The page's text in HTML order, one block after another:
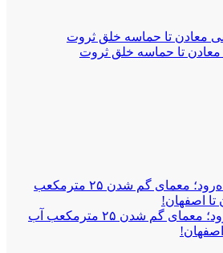
معادن تا حماسه خلق ثروت
رسوایی آبی در زاینده‌رود؛ معمای گم شدن ۲۵ مترمکعب آب